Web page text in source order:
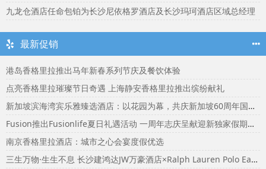
九龙仓酒店任命包铂为长沙尼依格罗酒店及长沙玛珂酒店区域总经理
最新促销
港岛香格里拉推出马年新春系列节庆及餐饮体验
点亮香格里拉璀璨节日奇遇 上海静安香格里拉推出缤纷献礼
新加坡滨海湾宾乐雅臻选酒店：以花园为幕，共庆新加坡60周年国庆盛宴
Fusion推出Fusionlife夏日礼遇活动 一周年志庆呈献迎新独家假期奖赏
南京香格里拉酒店：城市之心会宴度假优选
三生万物·生生不息 长沙建鸿达JW万豪酒店×Ralph Lauren Polo Earth开启可持续生活旅行美学